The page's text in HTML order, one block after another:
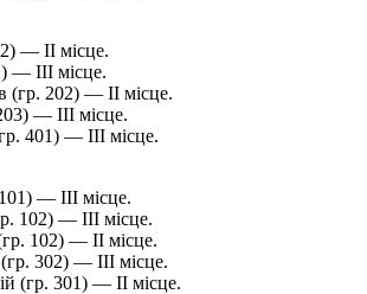
— ІІ місце.
— ІІІ місце.
(гр. 202) — ІІ місце.
— ІІІ місце.
401) — ІІІ місце.
— ІІІ місце.
102) — ІІІ місце.
102) — ІІ місце.
302) — ІІІ місце.
(гр. 301) — ІІ місце.